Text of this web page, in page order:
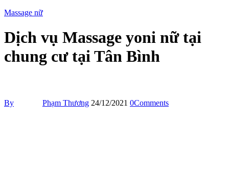
Massage nữ
Dịch vụ Massage yoni nữ tại
chung cư tại Tân Bình
By Phạm Thương 24/12/2021 0Comments